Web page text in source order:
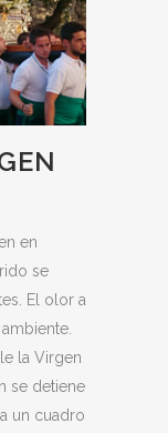
en
se
El olor a
la Virgen
se detiene
un cuadro